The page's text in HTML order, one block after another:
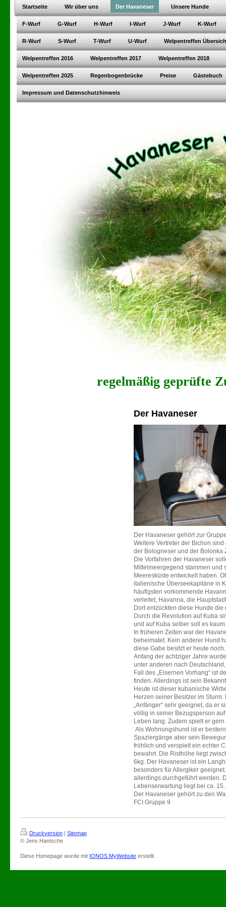
Startseite Wir über uns Der Havaneser Unsere Hunde
F-Wurf G-Wurf H-Wurf I-Wurf J-Wurf K-Wurf
R-Wurf S-Wurf T-Wurf U-Wurf Welpentreffen
Welpentreffen 2016 Welpentreffen 2017 Welpentreffen 2018
Welpentreffen 2025 Regenbogenbrücke Preise Gästebuch
Impressum und Datenschutzhinweis
regelmäßig geprüfte
Der Havaneser
Der Havaneser gehört zur
Weitere Vertreter der Bichon
der Bologneser und der Bolonka
Die Vorfahren der Havaneser
Mittelmeergegend stammen
Meeresküste entwickelt haben.
italienische Überseekapitäne in
häufigsten vorkommende
verleitet, Havanna, die
Dort entzückten diese Hunde
Durch die Revolution auf Kuba
und auf Kuba selber soll es
In früheren Zeiten war der
beheimatet. Kein anderer Hund
diese Gabe besitzt er heute noch.
Anfang der achtziger Jahre
unter anderen nach
Fall des „Eisernen Vorhang“ ist
finden. Allerdings ist sein
Heute ist dieser kubanische
Herzen seiner Besitzer im
„Anfänger“ sehr geeignet, da er
völlig in seiner Bezugsperson
Leben lang. Zudem spielt er
Als Wohnungshund ist er
Spaziergänge aber sein
fröhlich und verspielt ein echter
bewahrt. Die Risthöhe liegt
6kg. Der Havaneser ist ein
besonders für Allergiker
allerdings durchgeführt werden.
Lebenserwartung liegt bei ca.
Der Havaneser gehört zu den
FCI Gruppe 9
Druckversion | Sitemap
© Jens Hantsche
Diese Homepage wurde mit IONOS MyWebsite erstellt.